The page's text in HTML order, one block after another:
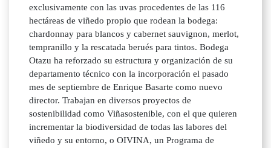
exclusivamente con las uvas procedentes de las 116
hectáreas de viñedo propio que rodean la bodega:
chardonnay para blancos y cabernet sauvignon, merlot,
tempranillo y la rescatada berués para tintos. Bodega
Otazu ha reforzado su estructura y organización de su
departamento técnico con la incorporación el pasado
mes de septiembre de Enrique Basarte como nuevo
director. Trabajan en diversos proyectos de
sostenibilidad como Viñasostenible, con el que quieren
incrementar la biodiversidad de todas las labores del
viñedo y su entorno, o OIVINA, un Programa de